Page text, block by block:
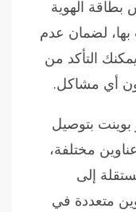
الهوية
لضمان عدم
التأكد من
أي مشاكل.
بتوصيل
مختلفة،
إلى
متعددة في